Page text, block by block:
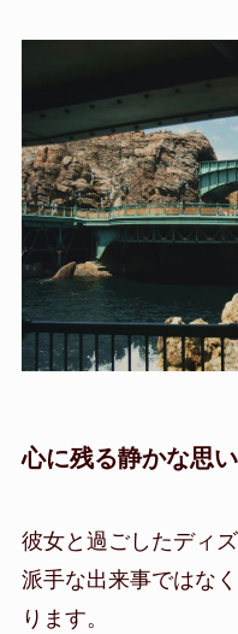
心に残る静かな思
彼女と過ごしたディ
派手な出来事ではな
ります。